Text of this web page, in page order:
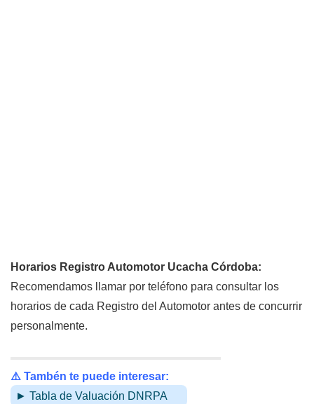
Horarios Registro Automotor Ucacha Córdoba:
Recomendamos llamar por teléfono para consultar los
horarios de cada Registro del Automotor antes de concurrir
personalmente.
⚠️ Tambén te puede interesar:
► Tabla de Valuación DNRPA